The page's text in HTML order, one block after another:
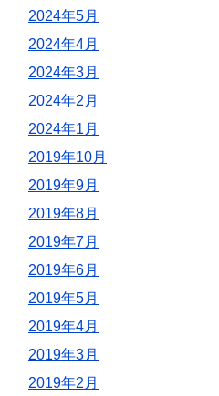
2024年5月
2024年4月
2024年3月
2024年2月
2024年1月
2019年10月
2019年9月
2019年8月
2019年7月
2019年6月
2019年5月
2019年4月
2019年3月
2019年2月